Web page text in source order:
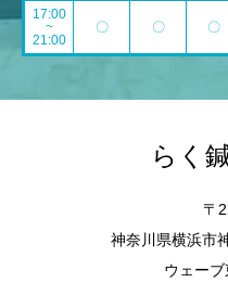
17:00
~
21:00
〇 〇 〇
らく
〒
神奈川県横浜市
ウェー